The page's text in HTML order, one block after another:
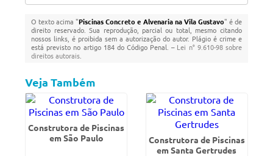
O texto acima "Piscinas Concreto e Alvenaria na Vila Gustavo" é de
direito reservado. Sua reprodução, parcial ou total, mesmo citando
nossos links, é proibida sem a autorização do autor. Plágio é crime e
está previsto no artigo 184 do Código Penal. – Lei n° 9.610-98 sobre
direitos autorais
Veja Também
Construtora de Piscinas
em São Paulo
Construtora de Piscinas
em Santa Gertrudes